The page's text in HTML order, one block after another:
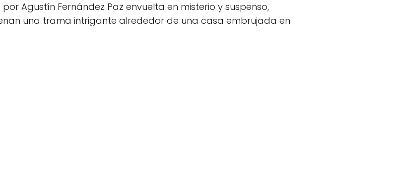
Agustín Fernández Paz envuelta en misterio y suspenso,
una trama intrigante alrededor de una casa embrujada en